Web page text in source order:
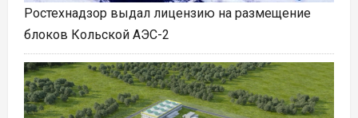
Ростехнадзор выдал лицензию на размещение
блоков Кольской АЭС-2